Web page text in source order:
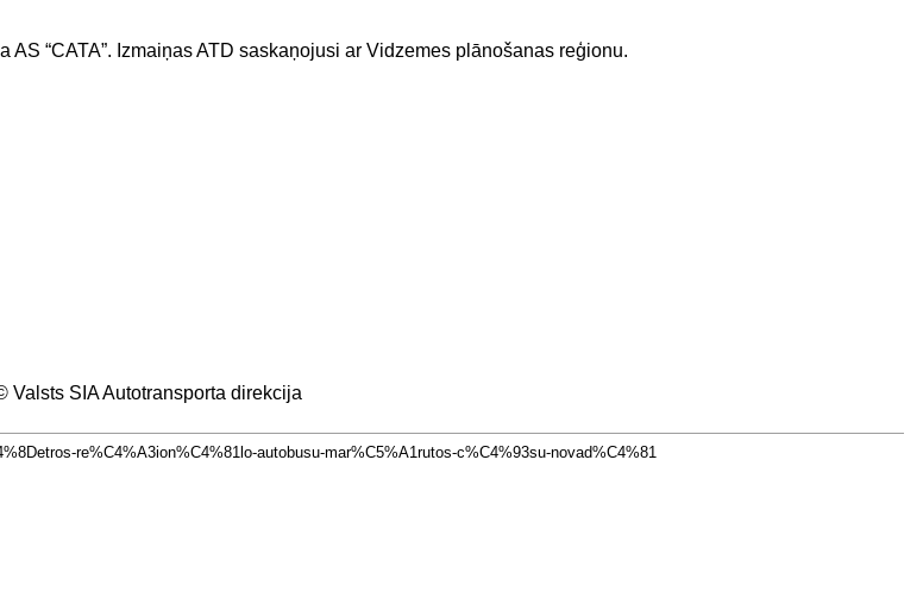
“CATA”. Izmaiņas ATD saskaņojusi ar Vidzemes plānošanas reģionu.
Valsts SIA Autotransporta direkcija
re%C4%A3ion%C4%81lo-autobusu-mar%C5%A1rutos-c%C4%93su-novad%C4%81